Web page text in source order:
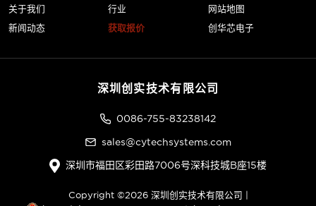
关于我们
新闻动态
行业
获取报价
网站地图
创华芯电子
深圳创实技术有限公司
0086-755-83238142
sales@cytechsystems.com
深圳市福田区彩田路7006号深科技城B座15楼
Copyright ©2026 深圳创实技术有限公司 |